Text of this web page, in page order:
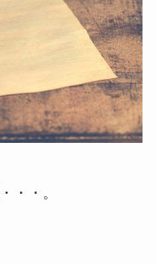
・・。